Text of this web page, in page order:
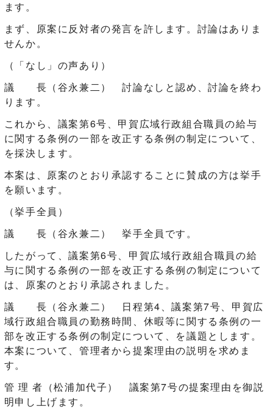
ます。
まず、原案に反対者の発言を許します。討論はありま
せんか。
（「なし」の声あり）
議 長（谷永兼二） 討論なしと認め、討論を終わ
ります。
これから、議案第6号、甲賀広域行政組合職員の給与
に関する条例の一部を改正する条例の制定について、
を採決します。
本案は、原案のとおり承認することに賛成の方は挙手
を願います。
（挙手全員）
議 長（谷永兼二） 挙手全員です。
したがって、議案第6号、甲賀広域行政組合職員の給
与に関する条例の一部を改正する条例の制定について
は、原案のとおり承認されました。
議 長（谷永兼二） 日程第4、議案第7号、甲賀広
域行政組合職員の勤務時間、休暇等に関する条例の一
部を改正する条例の制定について、を議題とします。
本案について、管理者から提案理由の説明を求めま
す。
管 理 者（松浦加代子） 議案第7号の提案理由を御説
明申し上げます。